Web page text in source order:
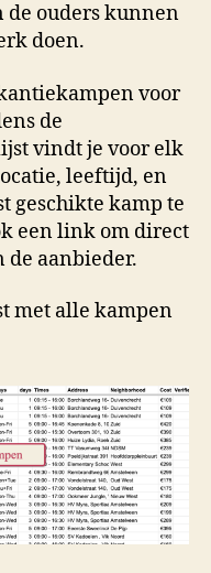
de ouders kunnen
doen.
voor
de
vindt je voor elk
leeftijd, en
geschikte kamp te
een link om direct
de aanbieder.
met alle kampen